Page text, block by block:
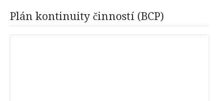
Plán kontinuity činností (BCP)